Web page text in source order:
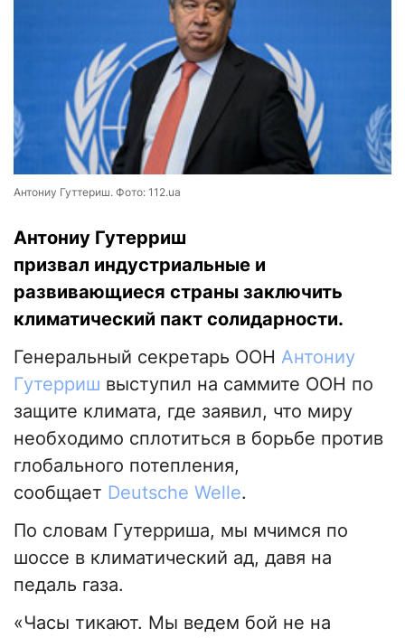
Антониу Гуттериш. Фото: 112.ua
Антониу Гутерриш
призвал индустриальные и
развивающиеся страны заключить
климатический пакт солидарности.
Генеральный секретарь ООН Антониу
Гутерриш выступил на саммите ООН по
защите климата, где заявил, что миру
необходимо сплотиться в борьбе против
глобального потепления,
сообщает Deutsche Welle.
По словам Гутерриша, мы мчимся по
шоссе в климатический ад, давя на
педаль газа.
«Часы тикают. Мы ведем бой не на